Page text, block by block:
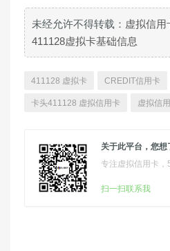
未经允许不得转载： 虚拟信用
411128虚拟卡基础信息
411128 虚拟卡 CREDIT信用卡
卡头411128 虚拟信用卡 虚拟信
关于此平台，您想
专注虚拟信用卡，
扫一扫联系我